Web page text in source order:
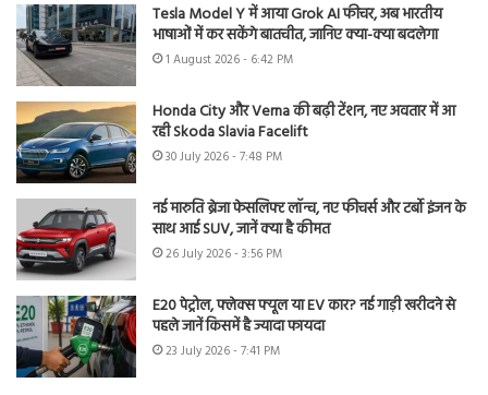
Tesla Model Y में आया Grok AI फीचर, अब भारतीय
भाषाओं में कर सकेंगे बातचीत, जानिए क्या-क्या बदलेगा
1 August 2026 - 6:42 PM
Honda City और Verna की बढ़ी टेंशन, नए अवतार में आ
रही Skoda Slavia Facelift
30 July 2026 - 7:48 PM
नई मारुति ब्रेजा फेसलिफ्ट लॉन्च, नए फीचर्स और टर्बो इंजन के
साथ आई SUV, जानें क्या है कीमत
26 July 2026 - 3:56 PM
E20 पेट्रोल, फ्लेक्स फ्यूल या EV कार? नई गाड़ी खरीदने से
पहले जानें किसमें है ज्यादा फायदा
23 July 2026 - 7:41 PM